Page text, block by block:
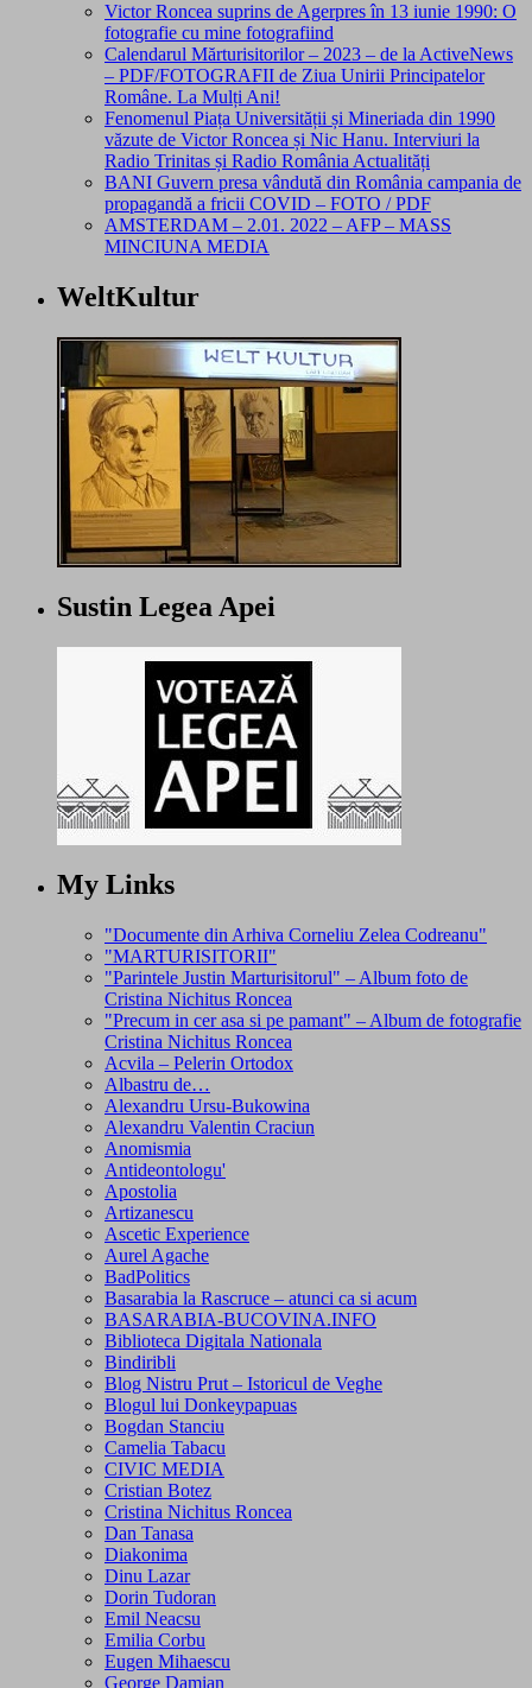
Victor Roncea suprins de Agerpres în 13 iunie 1990: O
fotografie cu mine fotografiind
Calendarul Mărturisitorilor – 2023 – de la ActiveNews
– PDF/FOTOGRAFII de Ziua Unirii Principatelor
Române. La Mulți Ani!
Fenomenul Piața Universității și Mineriada din 1990
văzute de Victor Roncea și Nic Hanu. Interviuri la
Radio Trinitas și Radio România Actualități
BANI Guvern presa vândută din România campania de
propagandă a fricii COVID – FOTO / PDF
AMSTERDAM – 2.01. 2022 – AFP – MASS
MINCIUNA MEDIA
WeltKultur
Sustin Legea Apei
My Links
"Documente din Arhiva Corneliu Zelea Codreanu"
"MARTURISITORII"
"Parintele Justin Marturisitorul" – Album foto de
Cristina Nichitus Roncea
"Precum in cer asa si pe pamant" – Album de fotografie
Cristina Nichitus Roncea
Acvila – Pelerin Ortodox
Albastru de…
Alexandru Ursu-Bukowina
Alexandru Valentin Craciun
Anomismia
Antideontologu'
Apostolia
Artizanescu
Ascetic Experience
Aurel Agache
BadPolitics
Basarabia la Rascruce – atunci ca si acum
BASARABIA-BUCOVINA.INFO
Biblioteca Digitala Nationala
Bindiribli
Blog Nistru Prut – Istoricul de Veghe
Blogul lui Donkeypapuas
Bogdan Stanciu
Camelia Tabacu
CIVIC MEDIA
Cristian Botez
Cristina Nichitus Roncea
Dan Tanasa
Diakonima
Dinu Lazar
Dorin Tudoran
Emil Neacsu
Emilia Corbu
Eugen Mihaescu
George Damian